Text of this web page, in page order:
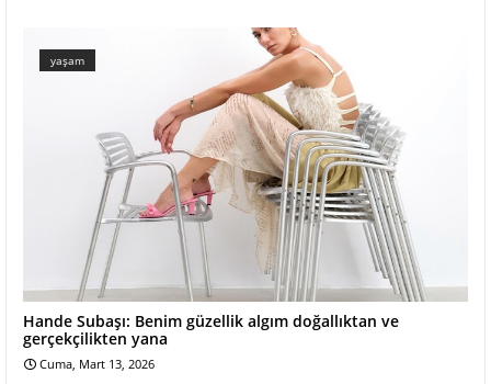
yaşam
Hande Subaşı: Benim güzellik algım doğallıktan ve
gerçekçilikten yana
Cuma, Mart 13, 2026